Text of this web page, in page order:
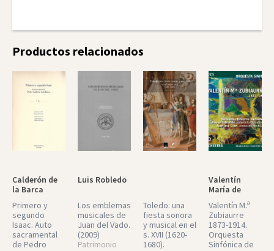
Productos relacionados
Calderón de
la Barca
Primero y
segundo
Isaac. Auto
sacramental
de Pedro
Luis Robledo
Los emblemas
musicales de
Juan del Vado.
(2009)
Patrimonio
Toledo: una
fiesta sonora
y musical en el
s. XVII (1620-
1680).
Valentín
María de
Zubiaurre
Valentín M.ª
Zubiaurre
1873-1914.
Orquesta
Sinfónica de